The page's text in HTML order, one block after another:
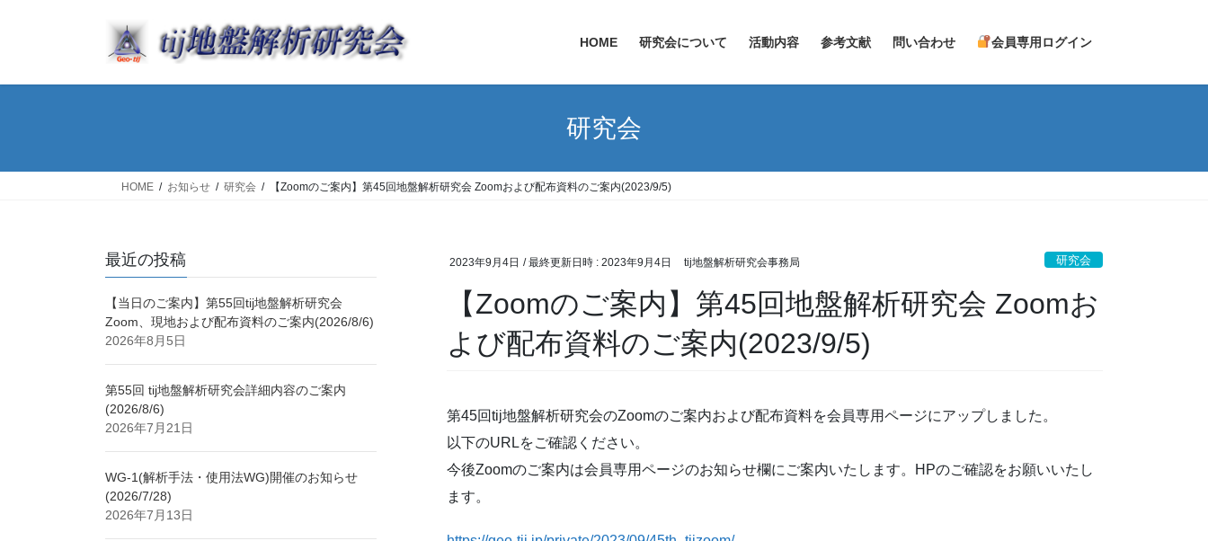
HOME 研究会について 活動内容 参考文献 問い合わせ 会員専用ログイン
研究会
HOME お知らせ 研究会 【Zoomのご案内】第45回地盤解析研究会 Zoomおよび配布資料のご案内(2023/9/5)
2023年9月4日 / 最終更新日時 : 2023年9月4日 tij地盤解析研究会事務局 研究会
【Zoomのご案内】第45回地盤解析研究会 Zoomお
よび配布資料のご案内(2023/9/5)
第45回tij地盤解析研究会のZoomのご案内および配布資料を会員専用ページにアップしました。
以下のURLをご確認ください。
今後Zoomのご案内は会員専用ページのお知らせ欄にご案内いたします。HPのご確認をお願いいたし
ます。
最近の投稿
【当日のご案内】第55回tij地盤解析研究会
Zoom、現地および配布資料のご案内(2026/8/6)
2026年8月5日
第55回 tij地盤解析研究会詳細内容のご案内
(2026/8/6)
2026年7月21日
WG-1(解析手法・使用法WG)開催のお知らせ
(2026/7/28)
2026年7月13日